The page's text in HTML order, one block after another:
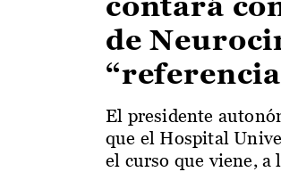
de
El presidente
que el Hospital
el curso que viene, a